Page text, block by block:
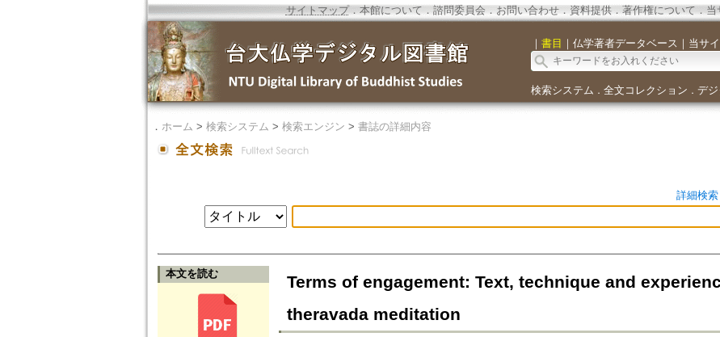
サイトマップ．本館について ． 諮問委員会． お問い合わせ． 資料提供． 著作権について．当
｜ 書目 ｜ 仏学著者データベース ｜ 当サ
検索システム ． 全文コレクション ． デ
． ホーム > 検索システム > 検索エンジン > 書誌の詳細内容
詳細検索
本文を読む
Terms of engagement: Text, technique and
theravada meditation